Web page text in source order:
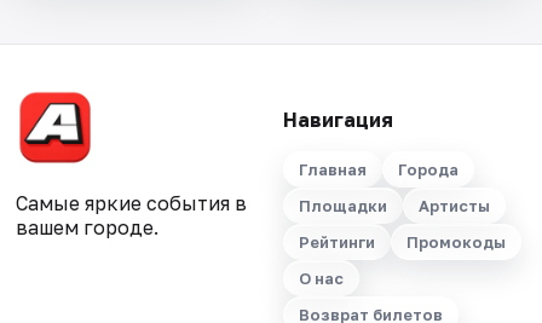
Самые яркие события в
вашем городе.
Навигация
Главная
Города
Площадки
Артисты
Рейтинги
Промокоды
О нас
Возврат билетов